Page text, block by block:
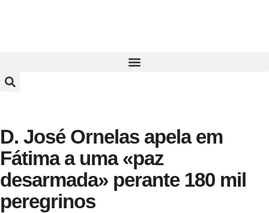
D. José Ornelas apela em
Fátima a uma «paz
desarmada» perante 180 mil
peregrinos